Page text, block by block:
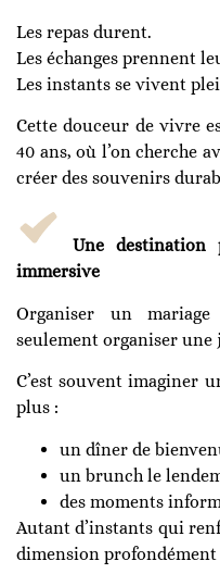
Les repas durent.
Les échanges prennent
Les instants se vivent
Cette douceur de vivre
40 ans, où l’on cherche
créer des souvenirs
Une destination
immersive
Organiser un
seulement organiser une
C’est souvent imaginer
plus :
un dîner de
un brunch le
des moments
Autant d’instants qui
dimension profondément